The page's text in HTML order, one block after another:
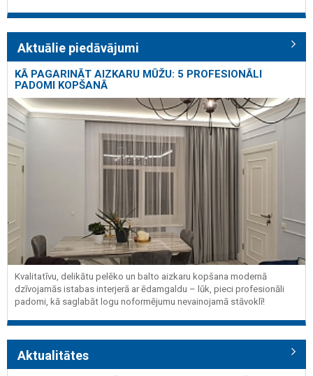
Aktuālie piedāvājumi
KĀ PAGARINĀT AIZKARU MŪŽU: 5 PROFESIONĀLI
PADOMI KOPŠANĀ
Kvalitatīvu, delikātu pelēko un balto aizkaru kopšana modernā
dzīvojamās istabas interjerā ar ēdamgaldu – lūk, pieci profesionāli
padomi, kā saglabāt logu noformējumu nevainojamā stāvoklī!
Aktualitātes